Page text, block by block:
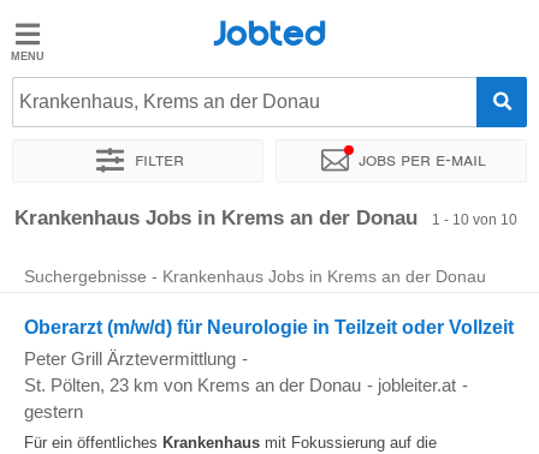
Jobted
Jobs
Jobted
Krankenhaus, Krems an der Donau
Filter Jobs per e-mail
Sortieren nach Genauer Standort
Krankenhaus Jobs in Krems an der Donau 1 - 10 von 10
Suchergebnisse - Krankenhaus Jobs in Krems an der Donau
Oberarzt (m/w/d) für Neurologie in Teilzeit oder Vollzeit
Peter Grill Ärztevermittlung -
St. Pölten, 23 km von Krems an der Donau - jobleiter.at -
gestern
Für ein öffentliches Krankenhaus mit Fokussierung auf die